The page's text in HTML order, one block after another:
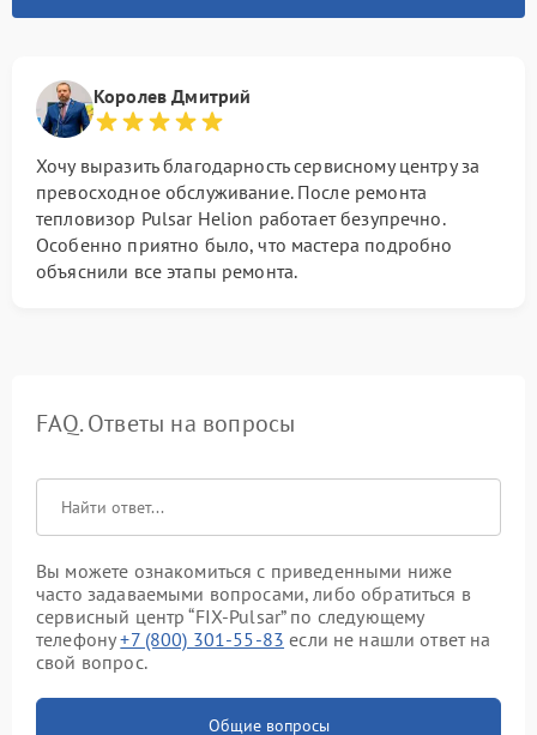
Королев Дмитрий
Хочу выразить благодарность сервисному центру за
превосходное обслуживание. После ремонта
тепловизор Pulsar Helion работает безупречно.
Особенно приятно было, что мастера подробно
объяснили все этапы ремонта.
FAQ. Ответы на вопросы
Вы можете ознакомиться с приведенными ниже
часто задаваемыми вопросами, либо обратиться в
сервисный центр “FIX-Pulsar” по следующему
телефону+7 (800) 301-55-83 если не нашли ответ на
свой вопрос.
Общие вопросы